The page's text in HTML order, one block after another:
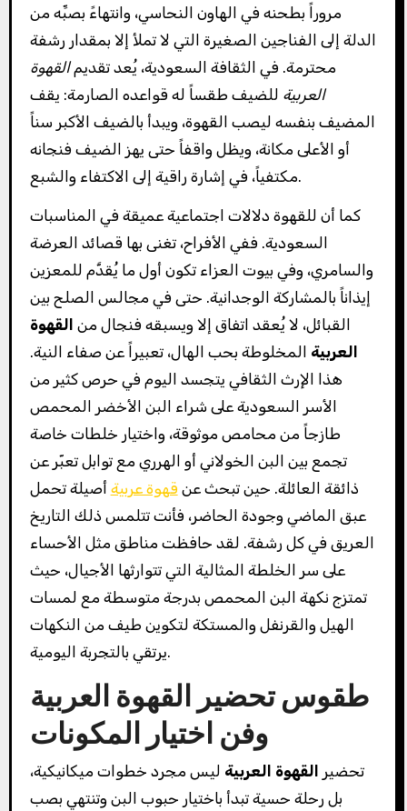
مروراً بطحنه في الهاون النحاسي، وانتهاءً بصبِّه من
الدلة إلى الفناجين الصغيرة التي لا تملأ إلا بمقدار رشفة
محترمة. في الثقافة السعودية، يُعد تقديمالقهوة
العربية للضيف طقساً له قواعده الصارمة: يقف
المضيف بنفسه ليصب القهوة، ويبدأ بالضيف الأكبر سناً
أو الأعلى مكانة، ويظل واقفاً حتى يهز الضيف فنجانه
مكتفياً، في إشارة راقية إلى الاكتفاء والشبع.
كما أن للقهوة دلالات اجتماعية عميقة في المناسبات
السعودية. ففي الأفراح، تغنى بها قصائد العرضة
والسامري، وفي بيوت العزاء تكون أول ما يُقدَّم للمعزين
إيذاناً بالمشاركة الوجدانية. حتى في مجالس الصلح بين
القبائل، لا يُعقد اتفاق إلا ويسبقه فنجال من القهوة
العربية المخلوطة بحب الهال، تعبيراً عن صفاء النية.
هذا الإرث الثقافي يتجسد اليوم في حرص كثير من
الأسر السعودية على شراء البن الأخضر المحمص
طازجاً من محامص موثوقة، واختيار خلطات خاصة
تجمع بين البن الخولاني أو الهرري مع توابل تعبّر عن
ذائقة العائلة. حين تبحث عن قهوة عربية أصيلة تحمل
عبق الماضي وجودة الحاضر، فأنت تتلمس ذلك التاريخ
العريق في كل رشفة. لقد حافظت مناطق مثل الأحساء
على سر الخلطة المثالية التي تتوارثها الأجيال، حيث
تمتزج نكهة البن المحمص بدرجة متوسطة مع لمسات
الهيل والقرنفل والمستكة لتكوين طيف من النكهات
يرتقي بالتجربة اليومية.
طقوس تحضير القهوة العربية
وفن اختيار المكونات
تحضير القهوة العربية ليس مجرد خطوات ميكانيكية،
بل رحلة حسية تبدأ باختيار حبوب البن وتنتهي بصب